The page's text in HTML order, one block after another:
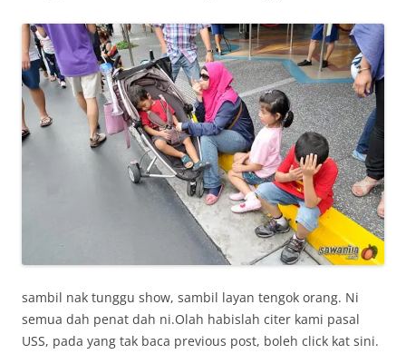
sambil nak tunggu show, sambil layan tengok orang. Ni
semua dah penat dah ni.Olah habislah citer kami pasal
USS, pada yang tak baca previous post, boleh click kat sini.